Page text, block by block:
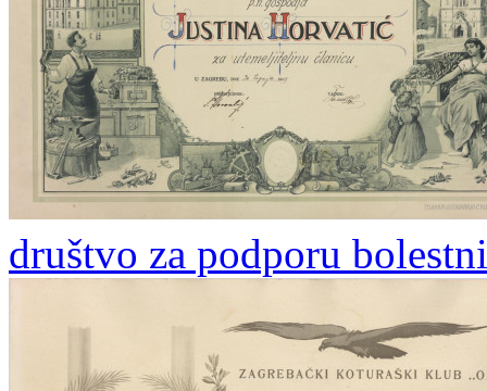
društvo za podporu